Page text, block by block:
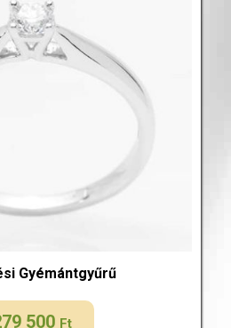
Gyémántgyűrű
500 Ft